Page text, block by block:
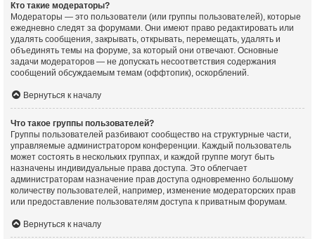
Кто такие модераторы?
Модераторы — это пользователи (или группы пользователей), которые
ежедневно следят за форумами. Они имеют право редактировать или
удалять сообщения, закрывать, открывать, перемещать, удалять и
объединять темы на форуме, за который они отвечают. Основные
задачи модераторов — не допускать несоответствия содержания
сообщений обсуждаемым темам (оффтопик), оскорблений.
Вернуться к началу
Что такое группы пользователей?
Группы пользователей разбивают сообщество на структурные части,
управляемые администратором конференции. Каждый пользователь
может состоять в нескольких группах, и каждой группе могут быть
назначены индивидуальные права доступа. Это облегчает
администраторам назначение прав доступа одновременно большому
количеству пользователей, например, изменение модераторских прав
или предоставление пользователям доступа к приватным форумам.
Вернуться к началу